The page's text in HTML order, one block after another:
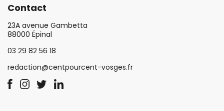
Contact
23A avenue Gambetta
88000 Épinal
03 29 82 56 18
redaction@centpourcent-vosges.fr